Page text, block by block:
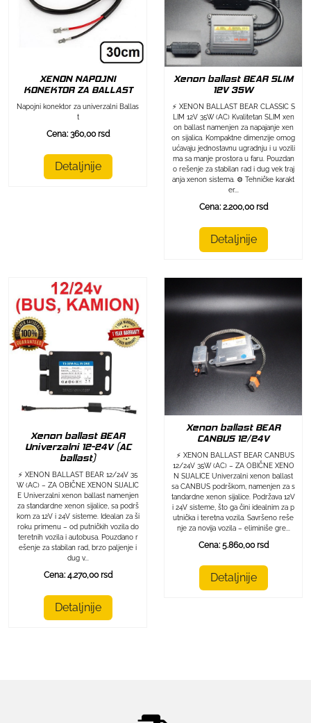
XENON NAPOJNI
KONEKTOR ZA BALLAST
Napojni konektor za univerzalni Ballas
t
Cena: 360,00 rsd
Detaljnije
Xenon ballast BEAR SLIM
12V 35W
⚡ XENON BALLAST BEAR CLASSIC S
LIM 12V 35W (AC) Kvalitetan SLIM xen
on ballast namenjen za napajanje xen
on sijalica. Kompaktne dimenzije omog
ućavaju jednostavnu ugradnju i u vozili
ma sa manje prostora u faru. Pouzdan
o rešenje za stabilan rad i dug vek traj
anja xenon sistema. ⚙️ Tehničke karakt
er...
Cena: 2.200,00 rsd
Detaljnije
Xenon ballast BEAR
Univerzalni 12-24V (AC
ballast)
⚡ XENON BALLAST BEAR 12/24V 35
W (AC) – ZA OBIČNE XENON SIJALIC
E Univerzalni xenon ballast namenjen
za standardne xenon sijalice, sa podrš
kom za 12V i 24V sisteme. Idealan za ši
roku primenu – od putničkih vozila do
teretnih vozila i autobusa. Pouzdano r
ešenje za stabilan rad, brzo paljenje i
dug v...
Cena: 4.270,00 rsd
Detaljnije
Xenon ballast BEAR
CANBUS 12/24V
⚡ XENON BALLAST BEAR CANBUS
12/24V 35W (AC) – ZA OBIČNE XENO
N SIJALICE Univerzalni xenon ballast
sa CANBUS podrškom, namenjen za s
tandardne xenon sijalice. Podržava 12V
i 24V sisteme, što ga čini idealnim za p
utnička i teretna vozila. Savršeno reše
nje za novija vozila – eliminiše gre...
Cena: 5.860,00 rsd
Detaljnije